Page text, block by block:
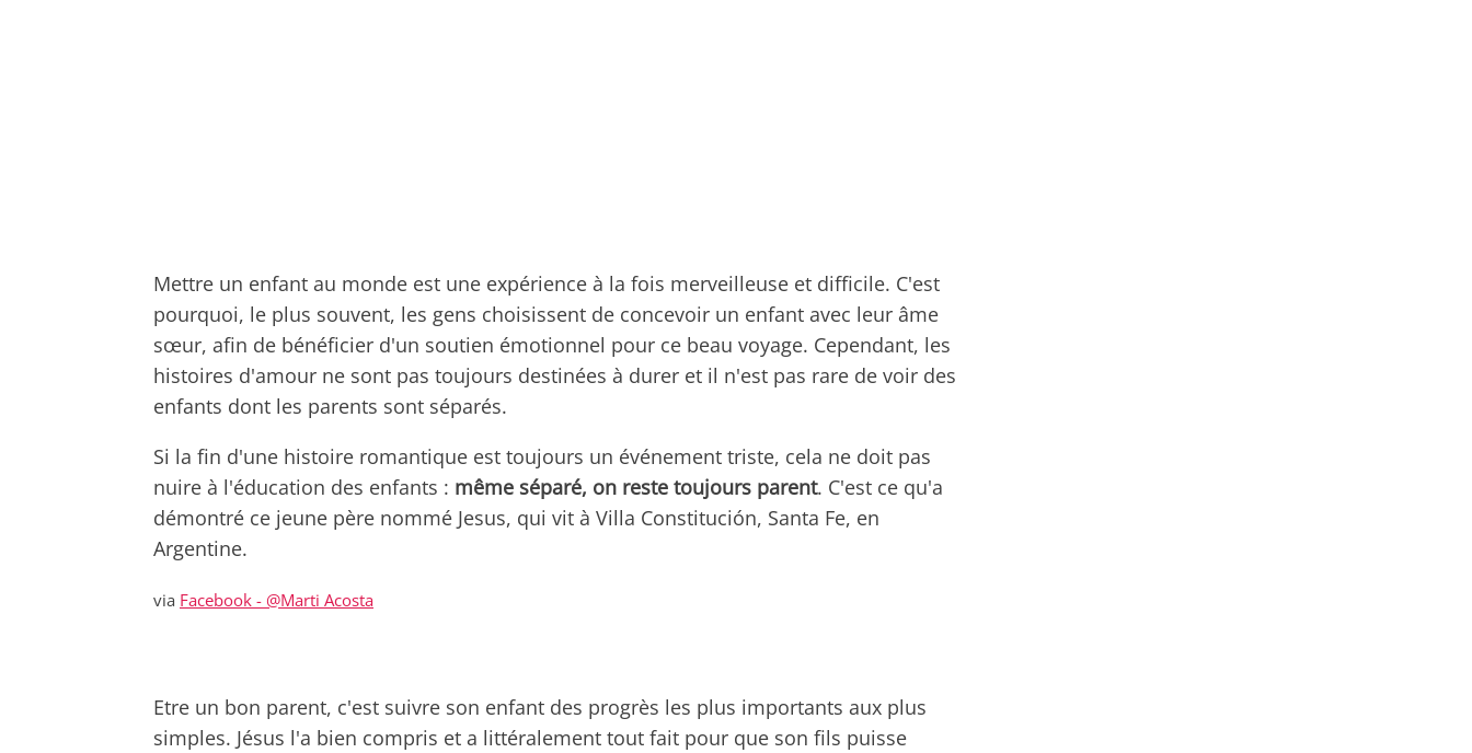
Mettre un enfant au monde est une expérience à la fois merveilleuse et difficile. C'est
pourquoi, le plus souvent, les gens choisissent de concevoir un enfant avec leur âme
sœur, afin de bénéficier d'un soutien émotionnel pour ce beau voyage. Cependant, les
histoires d'amour ne sont pas toujours destinées à durer et il n'est pas rare de voir des
enfants dont les parents sont séparés.
Si la fin d'une histoire romantique est toujours un événement triste, cela ne doit pas
nuire à l'éducation des enfants : même séparé, on reste toujours parent. C'est ce qu'a
démontré ce jeune père nommé Jesus, qui vit à Villa Constitución, Santa Fe, en
Argentine.
via Facebook - @Marti Acosta
Etre un bon parent, c'est suivre son enfant des progrès les plus importants aux plus
simples. Jésus l'a bien compris et a littéralement tout fait pour que son fils puisse